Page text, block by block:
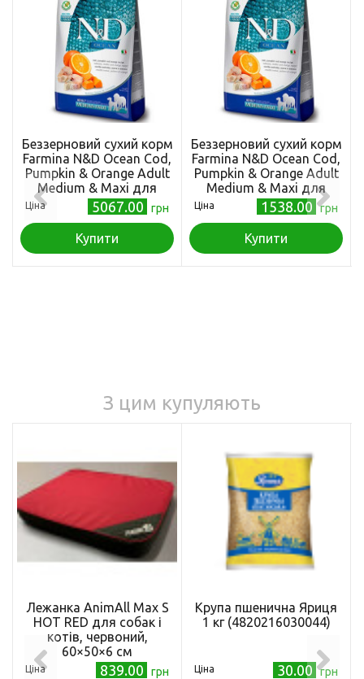
Беззерновий сухий корм
Farmina N&D Ocean Cod,
Pumpkin & Orange Adult
Medium & Maxi для
собак середніх і великих
порід, з тріскою та
апельсином, 12 кг
Ціна 5067.00 грн
Купити
Беззерновий сухий корм
Farmina N&D Ocean Cod,
Pumpkin & Orange Adult
Medium & Maxi для
собак середніх і великих
порід, з тріскою та
апельсином, 2,5 кг
Ціна 1538.00 грн
Купити
З цим купуляють
Лежанка AnimAll Max S
HOT RED для собак і
котів, червоний,
60×50×6 см
Ціна 839.00 грн
Крупа пшенична Яриця
1 кг (4820216030044)
Ціна 30.00 грн